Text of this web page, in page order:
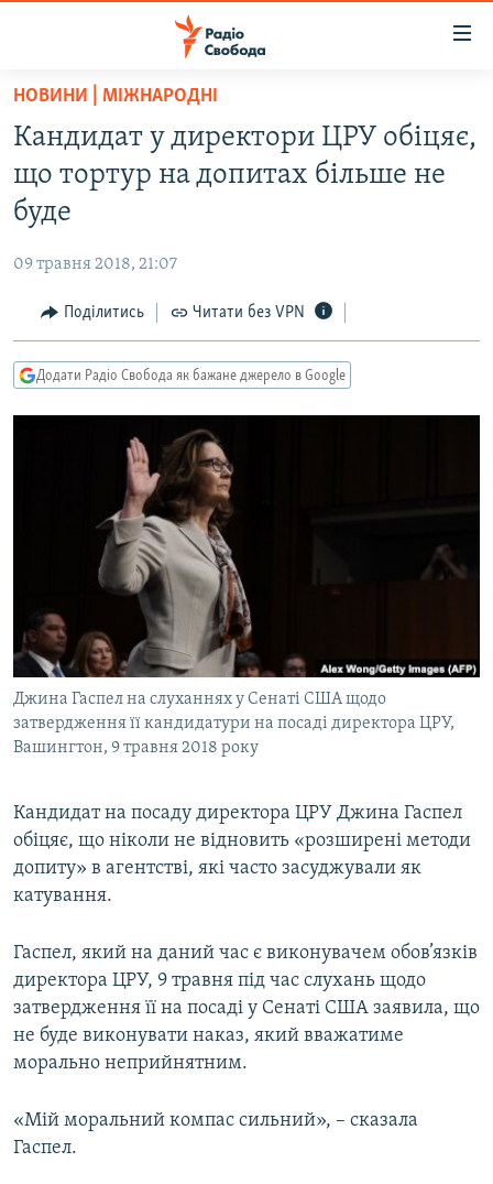
Перейти
основного
матеріалу
Перейти
до
основної
навігації
Перейти
до
пошуку
ВСЕ ЗА ДОБУ
СТАТТІ
ЕКОНОМІКА
СУСПІЛЬСТВО
РОСІЙСЬКА «ФІЛЬТРАЦІЯ»
ДОНБАС.РЕАЛІЇ
ТИ ЯК?
КИТАЙ.ВИКЛИКИ
МУЛЬТИМЕДІА
СПЕЦПРОЄКТИ
ПОДКАСТИ
КРИМ РЕАЛІЇ
РУС
КТАТ
Усі сайти RFE/RL
НОВИНИ | МІЖНАРОДНІ
Кандидат у директори ЦРУ обіцяє,
що тортур на допитах більше не
буде
09 травня 2018, 21:07
Поділитись Читати без VPN
Додати Радіо Свобода як бажане джерело в Google
Джина Гаспел на слуханнях у Сенаті США щодо
затвердження її кандидатури на посаді директора ЦРУ,
Вашингтон, 9 травня 2018 року
Кандидат на посаду директора ЦРУ Джина Гаспел
обіцяє, що ніколи не відновить «розширені методи
допиту» в агентстві, які часто засуджували як
катування.
Гаспел, який на даний час є виконувачем обов’язків
директора ЦРУ, 9 травня під час слухань щодо
затвердження її на посаді у Сенаті США заявила, що
не буде виконувати наказ, який вважатиме
морально неприйнятним.
«Мій моральний компас сильний», – сказала
Гаспел.